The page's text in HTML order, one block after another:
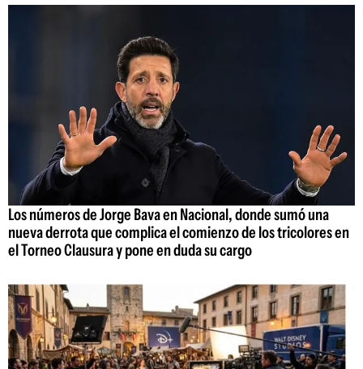
Los números de Jorge Bava en Nacional, donde sumó una
nueva derrota que complica el comienzo de los tricolores en
el Torneo Clausura y pone en duda su cargo